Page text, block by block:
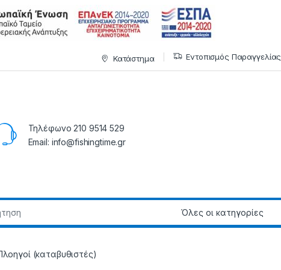
Κατάστημα Εντοπισμός Παραγγελίας
Τηλέφωνο 210 9514 529
Email: info@fishingtime.gr
(καταβυθιστές)